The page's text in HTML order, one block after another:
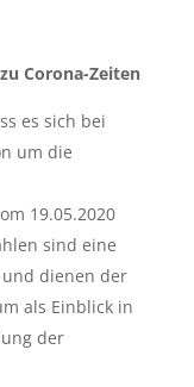
Corona-Zeiten
es sich bei
um die
19.05.2020
sind eine
und dienen der
als Einblick in
der